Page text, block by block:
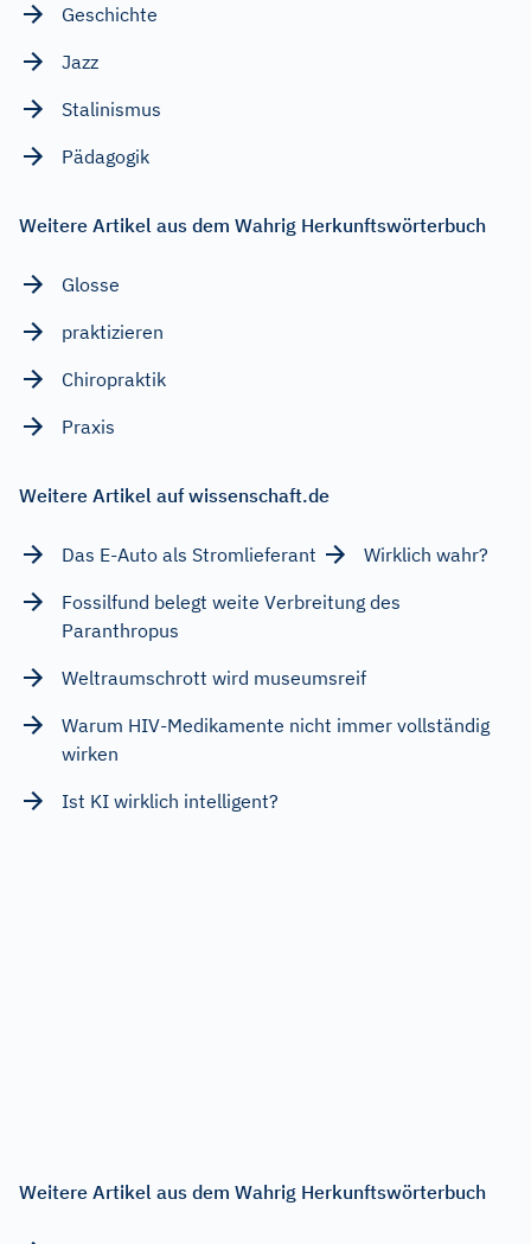
Geschichte
Jazz
Stalinismus
Pädagogik
Weitere Artikel aus dem Wahrig Herkunftswörterbuch
Glosse
praktizieren
Chiropraktik
Praxis
Weitere Artikel auf wissenschaft.de
Das E-Auto als Stromlieferant
Wirklich wahr?
Fossilfund belegt weite Verbreitung des
Paranthropus
Weltraumschrott wird museumsreif
Warum HIV-Medikamente nicht immer vollständig
wirken
Ist KI wirklich intelligent?
Weitere Artikel aus dem Wahrig Herkunftswörterbuch